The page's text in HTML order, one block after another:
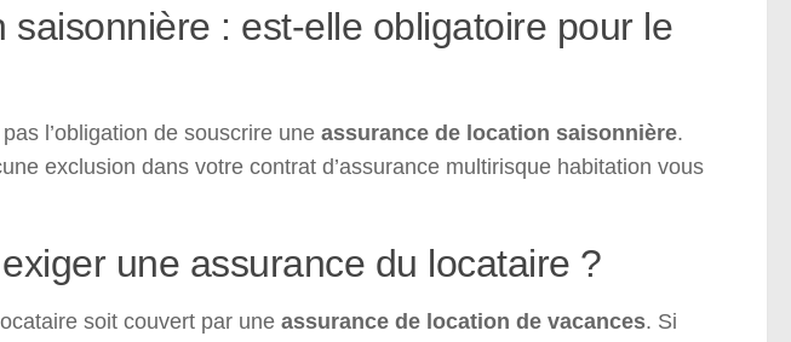
: est-elle obligatoire pour le
l’obligation de souscrire une assurance de location saisonnière.
exclusion dans votre contrat d’assurance multirisque habitation vous
une assurance du locataire ?
soit couvert par une assurance de location de vacances. Si